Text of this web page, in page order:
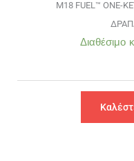
M18 FUEL™ ONE-
Διαθέσιμο